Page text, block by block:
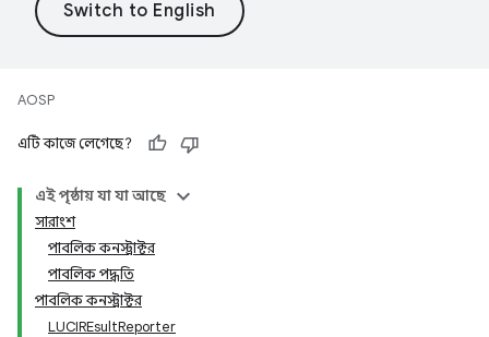
AOSP
এটি কাজে লেগেছে?
এই পৃষ্ঠায় যা যা আছে
সারাংশ
পাবলিক কনস্ট্রাক্টর
পাবলিক পদ্ধতি
পাবলিক কনস্ট্রাক্টর
LUCIREsultReporter